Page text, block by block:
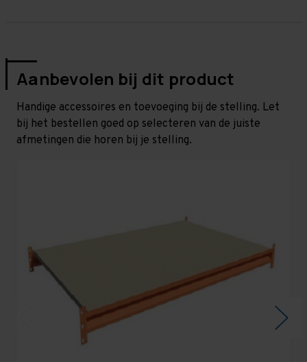
Aanbevolen bij dit product
Handige accessoires en toevoeging bij de stelling. Let
bij het bestellen goed op selecteren van de juiste
afmetingen die horen bij je stelling.